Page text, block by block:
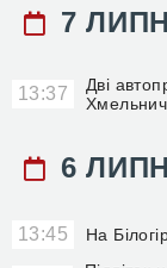
7
13:37
Дві
6
13:45 На